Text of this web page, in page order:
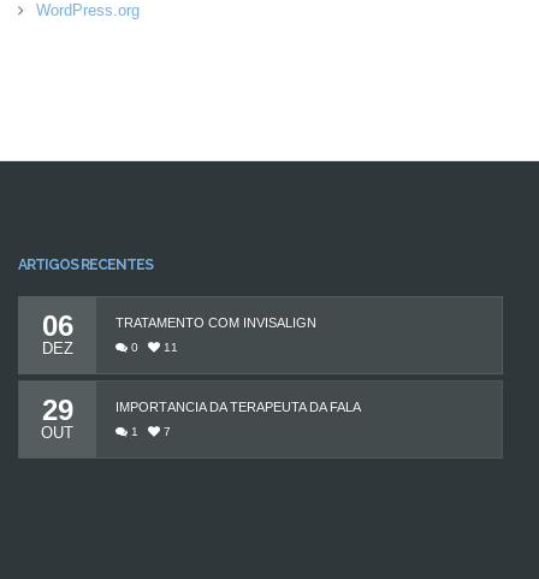
WordPress.org
ARTIGOS RECENTES
06
DEZ
TRATAMENTO COM INVISALIGN
0 11
29
OUT
IMPORTÂNCIA DA TERAPEUTA DA FALA
1 7